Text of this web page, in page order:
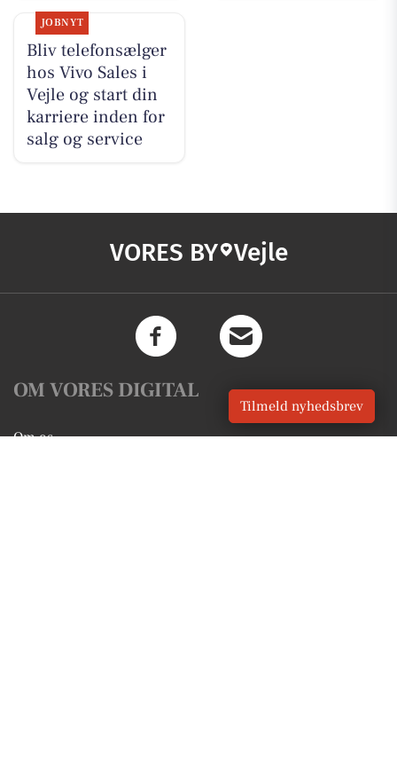
JOBNYT
Bliv telefonsælger
hos Vivo Sales i
Vejle og start din
karriere inden for
salg og service
VORES BY Vejle
OM VORES DIGITAL
Om os
Tilmeld nyhedsbrev